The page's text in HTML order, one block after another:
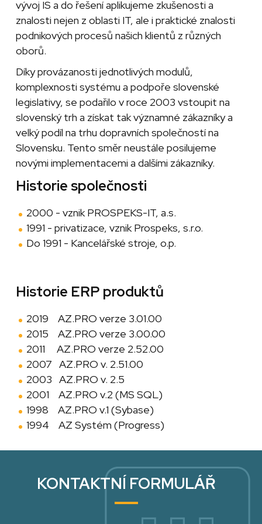
vývoj IS a do řešení aplikujeme zkušenosti a
znalosti nejen z oblasti IT, ale i praktické znalosti
podnikových procesů našich klientů z různých
oborů.
Díky provázanosti jednotlivých modulů,
komplexnosti systému a podpoře slovenské
legislativy, se podařilo v roce 2003 vstoupit na
slovenský trh a získat tak významné zákazníky a
velký podíl na trhu dopravních společností na
Slovensku. Tento směr neustále posilujeme
novými implementacemi a dalšími zákazníky.
Historie společnosti
2000 - vznik PROSPEKS-IT, a.s.
1991 - privatizace, vznik Prospeks, s.r.o.
Do 1991 - Kancelářské stroje, o.p.
Historie ERP produktů
2019 AZ.PRO verze 3.01.00
2015 AZ.PRO verze 3.00.00
2011 AZ.PRO verze 2.52.00
2007 AZ.PRO v. 2.51.00
2003 AZ.PRO v. 2.5
2001 AZ.PRO v.2 (MS SQL)
1998 AZ.PRO v.1 (Sybase)
1994 AZ Systém (Progress)
KONTAKTNÍ FORMULÁŘ